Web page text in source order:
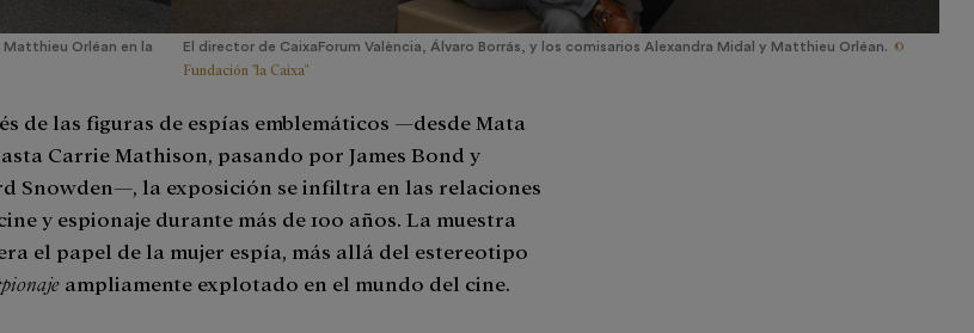
Matthieu Orléan en la
El director de CaixaForum València, Álvaro Borrás, y los comisarios Alexandra Midal y Matthieu Orléan. ©
Fundación "la Caixa"
de las figuras de espías emblemáticos —desde Mata
Carrie Mathison, pasando por James Bond y
Snowden—, la exposición se infiltra en las relaciones
y espionaje durante más de 100 años. La muestra
el papel de la mujer espía, más allá del estereotipo
ampliamente explotado en el mundo del cine.